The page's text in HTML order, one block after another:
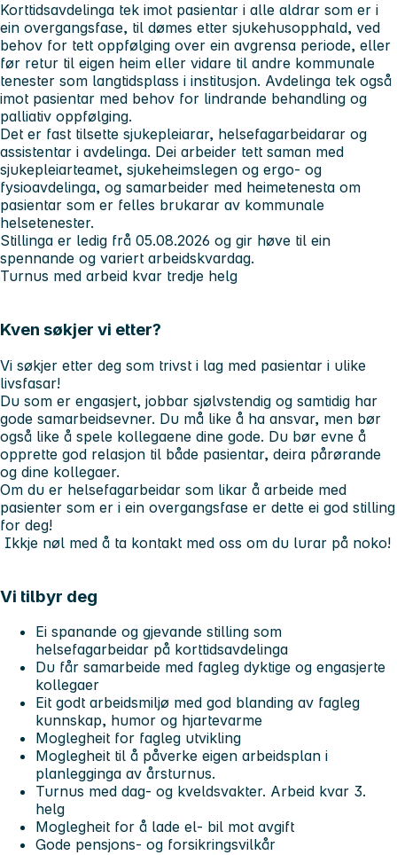
Korttidsavdelinga tek imot pasientar i alle aldrar som er i
ein overgangsfase, til dømes etter sjukehusopphald, ved
behov for tett oppfølging over ein avgrensa periode, eller
før retur til eigen heim eller vidare til andre kommunale
tenester som langtidsplass i institusjon. Avdelinga tek også
imot pasientar med behov for lindrande behandling og
palliativ oppfølging.
Det er fast tilsette sjukepleiarar, helsefagarbeidarar og
assistentar i avdelinga. Dei arbeider tett saman med
sjukepleiarteamet, sjukeheimslegen og ergo- og
fysioavdelinga, og samarbeider med heimetenesta om
pasientar som er felles brukarar av kommunale
helsetenester.
Stillinga er ledig frå 05.08.2026 og gir høve til ein
spennande og variert arbeidskvardag.
Turnus med arbeid kvar tredje helg
Kven søkjer vi etter?
Vi søkjer etter deg som trivst i lag med pasientar i ulike
livsfasar!
Du som er engasjert, jobbar sjølvstendig og samtidig har
gode samarbeidsevner. Du må like å ha ansvar, men bør
også like å spele kollegaene dine gode. Du bør evne å
opprette god relasjon til både pasientar, deira pårørande
og dine kollegaer.
Om du er helsefagarbeidar som likar å arbeide med
pasienter som er i ein overgangsfase er dette ei god stilling
for deg!
Ikkje nøl med å ta kontakt med oss om du lurar på noko!
Vi tilbyr deg
Ei spanande og gjevande stilling som
helsefagarbeidar på korttidsavdelinga
Du får samarbeide med fagleg dyktige og engasjerte
kollegaer
Eit godt arbeidsmiljø med god blanding av fagleg
kunnskap, humor og hjartevarme
Moglegheit for fagleg utvikling
Moglegheit til å påverke eigen arbeidsplan i
planlegginga av årsturnus.
Turnus med dag- og kveldsvakter. Arbeid kvar 3.
helg
Moglegheit for å lade el- bil mot avgift
Gode pensjons- og forsikringsvilkår